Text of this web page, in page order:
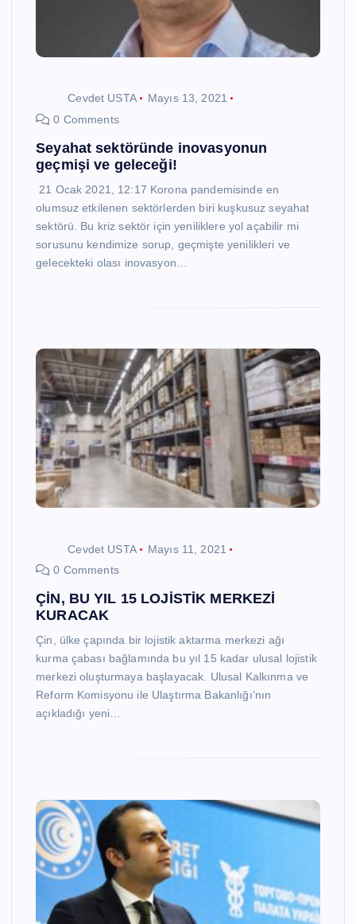
Cevdet USTA
Mayıs 13, 2021
0 Comments
Seyahat sektöründe inovasyonun
geçmişi ve geleceği!
21 Ocak 2021, 12:17 Korona pandemisinde en
olumsuz etkilenen sektörlerden biri kuşkusuz seyahat
sektörü. Bu kriz sektör için yeniliklere yol açabilir mi
sorusunu kendimize sorup, geçmişte yenilikleri ve
gelecekteki olası inovasyon…
Cevdet USTA
Mayıs 11, 2021
0 Comments
ÇİN, BU YIL 15 LOJİSTİK MERKEZİ
KURACAK
Çin, ülke çapında bir lojistik aktarma merkezi ağı
kurma çabası bağlamında bu yıl 15 kadar ulusal lojistik
merkezi oluşturmaya başlayacak. Ulusal Kalkınma ve
Reform Komisyonu ile Ulaştırma Bakanlığı’nın
açıkladığı yeni…